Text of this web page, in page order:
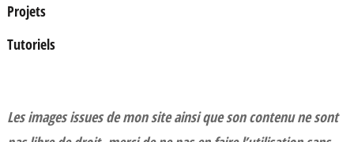
Projets
Tutoriels
Les images issues de mon site ainsi que son contenu ne sont